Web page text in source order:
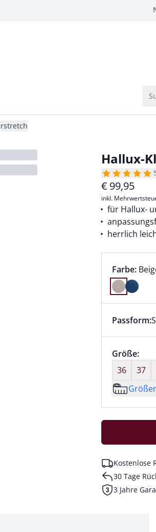
Hallux-
€ 99,95
inkl.
für Hallux-
herrlich
Farbe:
Farbe
Dieser
Passform:
Größe:
36
37
Kostenlose
30 Tage
3 Jahre